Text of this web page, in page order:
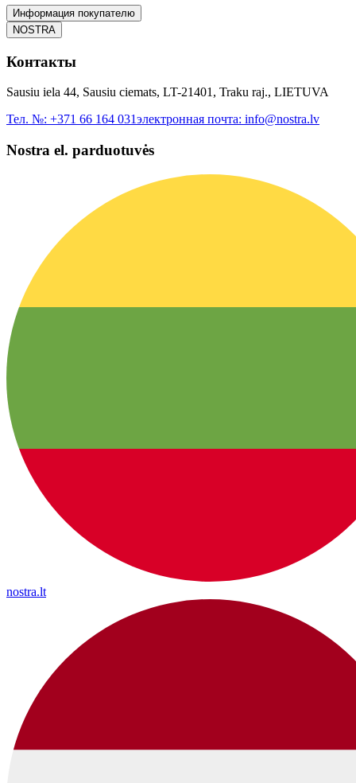
Информация покупателю
NOSTRA
Контакты
Sausiu iela 44, Sausiu ciemats, LT-21401, Traku raj., LIETUVA
Тел. №: +371 66 164 031электронная почта: info@nostra.lv
Nostra el. parduotuvės
nostra.lt